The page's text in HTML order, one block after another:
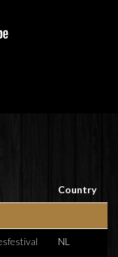
Country
NL